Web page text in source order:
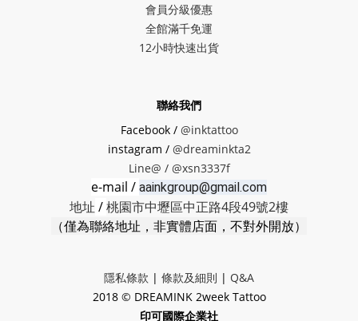
會員分級優惠
全館滿千免運
12小時快速出貨
聯絡我們
Facebook / @inktattoo
instagram / @dreaminkta2
Line@ / @xsn3337f
e-mail / aainkgroup@gmail.com
地址 /桃園市中壢區中正路4段49號2樓
（僅為聯絡地址，非實體店面，不對外開放）
隱私條款 | 條款及細則 | Q&A
2018 © DREAMINK 2week Tattoo
印可國際企業社